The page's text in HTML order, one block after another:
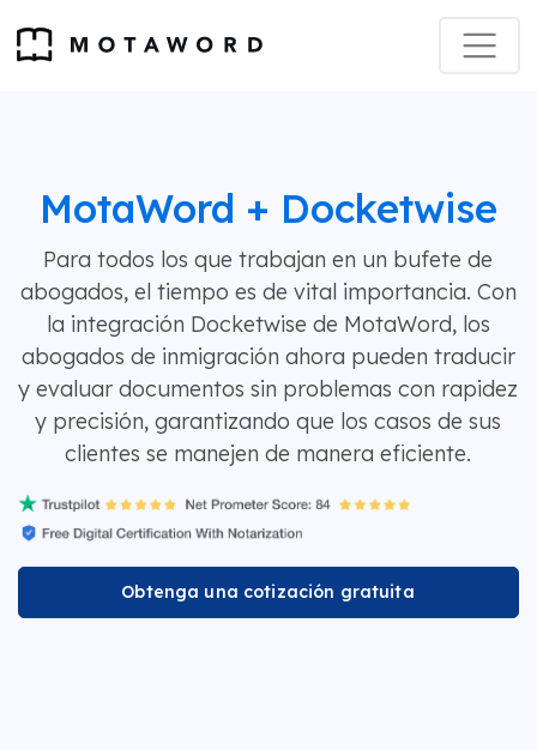
MotaWord + Docketwise
Para todos los que trabajan en un bufete de
abogados, el tiempo es de vital importancia. Con
la integración Docketwise de MotaWord, los
abogados de inmigración ahora pueden traducir
y evaluar documentos sin problemas con rapidez
y precisión, garantizando que los casos de sus
clientes se manejen de manera eficiente.
Obtenga una cotización gratuita